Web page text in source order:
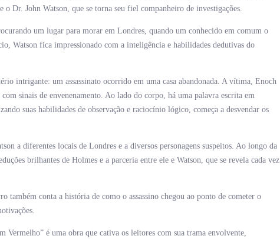
o Dr. John Watson, que se torna seu fiel companheiro de investigações.
um lugar para morar em Londres, quando um conhecido em comum o
Watson fica impressionado com a inteligência e habilidades dedutivas do
intrigante: um assassinato ocorrido em uma casa abandonada. A vítima, Enoch
sinais de envenenamento. Ao lado do corpo, há uma palavra escrita em
suas habilidades de observação e raciocínio lógico, começa a desvendar os
a diferentes locais de Londres e a diversos personagens suspeitos. Ao longo da
brilhantes de Holmes e a parceria entre ele e Watson, que se revela cada vez
conta a história de como o assassino chegou ao ponto de cometer o
Vermelho” é uma obra que cativa os leitores com sua trama envolvente,